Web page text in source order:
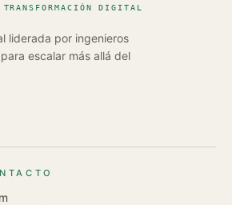
DIGITAL
liderada por ingenieros
escalar más allá del